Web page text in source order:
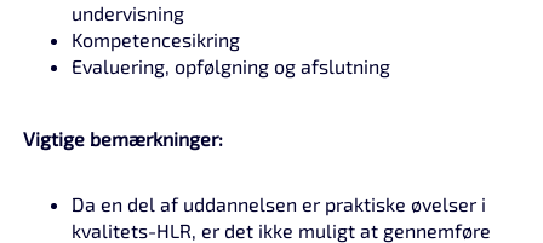
undervisning
Kompetencesikring
Evaluering, opfølgning og afslutning
Vigtige bemærkninger:
Da en del af uddannelsen er praktiske øvelser i
kvalitets-HLR, er det ikke muligt at gennemføre